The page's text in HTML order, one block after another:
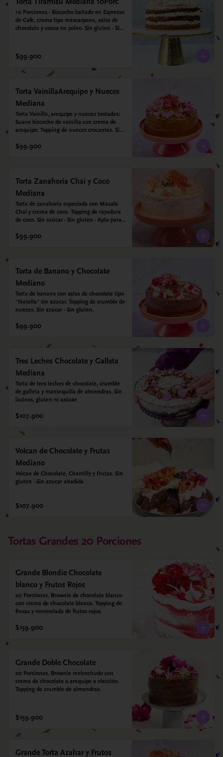
10 Porciones - Bizcocho bañado en Espresso
de Cafe, crema tipo mascarpone, salsa de
chocolate y cocoa en polvo. Sin gluten - Sin
$99.900
Torta VainillaArequipe y Nueces
Mediana
Torta Vainilla, arequipe y nueces tostadas:
Suave bizcocho de vainilla con crema de
arequipe: Topping de nueces crocantes. Sin
$99.900
Torta Zanahoria Chai y Coco
Mediana
Torta de zanahoria especiada con Masala
Chai y crema de coco. Topping de rayadura
de coco. Sin azúcar - Sin gluten - Apta para
y almendras. Endulzada con estevia.
$99.900
Torta de Banano y Chocolate
Mediano
Torta de banano con salsa de chocolate tipo
"Nutella" sin azucar. Topping de crumble de
nueces. Sin azúcar - Sin gluten.
$99.900
Tres Leches Chocolate y Galleta
Mediana
Torta de tres leches de chocolate, crumble
de galleta y mantequilla de almendras. Sin
lacteos, gluten ni azúcar.
$107.900
Volcan de Chocolate y Frutas
Mediano
Volcan de Chocolate, Chantilly y Frutas. Sin
gluten - Sin azucar añadida
$107.900
Tortas Grandes 20 Porciones
Grande Blondie Chocolate
blanco y Frutos Rojos
20 Porciones. Brownie de chocolate blanco
con crema de chocolate blanco. Topping de
fresas y mermelada de frutos rojos.
$159.900
Grande Doble Chocolate
20 Porciones. Brownie melcochudo con
crema de chocolate o arequipe a elección.
Topping de crumble de almendras.
$159.900
Grande Torta Azahar y Frutos